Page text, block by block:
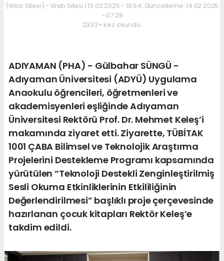
(Web Sitesi) - Web Sitesi | 13.02.2025 - 18:54, Güncelleme: 14.02.2025
- 07:28
2333+ kez okundu.
ADIYAMAN (PHA) - Gülbahar SÜNGÜ -
Adıyaman Üniversitesi (ADYÜ) Uygulama
Anaokulu öğrencileri, öğretmenleri ve
akademisyenleri eşliğinde Adıyaman
Üniversitesi Rektörü Prof. Dr. Mehmet Keleş’i
makamında ziyaret etti. Ziyarette, TÜBİTAK
1001 ÇABA Bilimsel ve Teknolojik Araştırma
Projelerini Destekleme Programı kapsamında
yürütülen “Teknoloji Destekli Zenginleştirilmiş
Sesli Okuma Etkinliklerinin Etkililiğinin
Değerlendirilmesi” başlıklı proje çerçevesinde
hazırlanan çocuk kitapları Rektör Keleş’e
takdim edildi.